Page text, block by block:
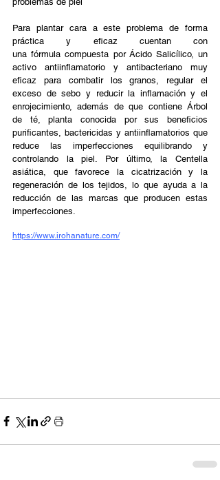
Para plantar cara a este problema de forma
práctica y eficaz cuentan con
una fórmula compuesta por Ácido Salicílico, un
activo antiinflamatorio y antibacteriano muy
eficaz para combatir los granos, regular el
exceso de sebo y reducir la inflamación y el
enrojecimiento, además de que contiene Árbol
de té, planta conocida por sus beneficios
purificantes, bactericidas y antiinflamatorios que
reduce las imperfecciones equilibrando y
controlando la piel. Por último, la Centella
asiática, que favorece la cicatrización y la
regeneración de los tejidos, lo que ayuda a la
reducción de las marcas que producen estas
imperfecciones.
https://www.irohanature.com/